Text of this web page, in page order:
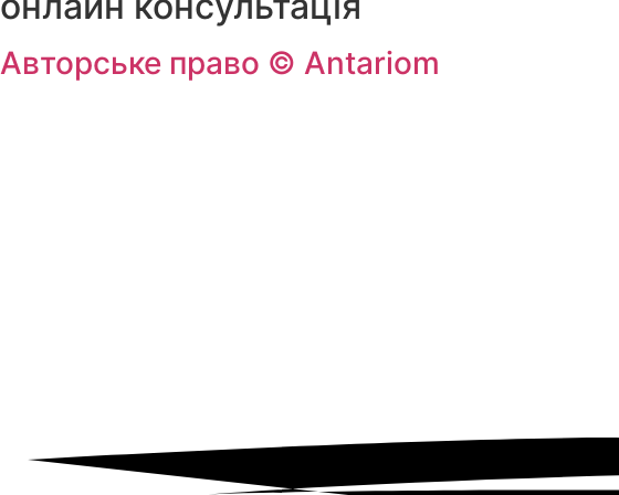
Авторське право © Antariom